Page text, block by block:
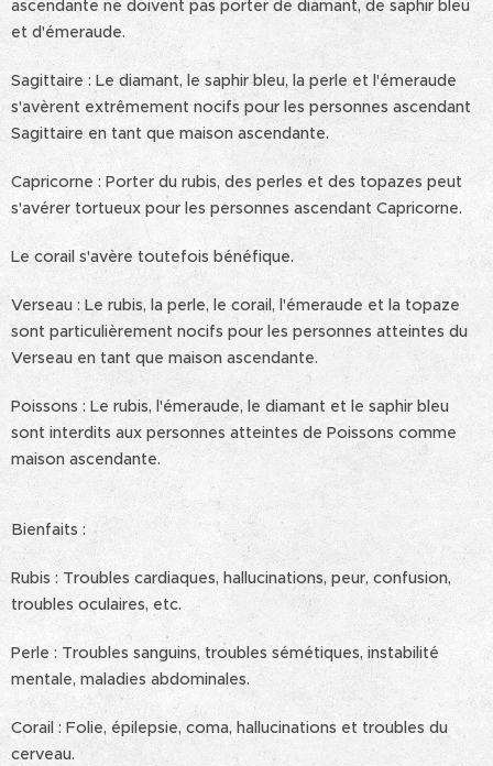
ascendante ne doivent pas porter de diamant, de saphir bleu
et d'émeraude.
Sagittaire : Le diamant, le saphir bleu, la perle et l'émeraude
s'avèrent extrêmement nocifs pour les personnes ascendant
Sagittaire en tant que maison ascendante.
Capricorne : Porter du rubis, des perles et des topazes peut
s'avérer tortueux pour les personnes ascendant Capricorne.
Le corail s'avère toutefois bénéfique.
Verseau : Le rubis, la perle, le corail, l'émeraude et la topaze
sont particulièrement nocifs pour les personnes atteintes du
Verseau en tant que maison ascendante.
Poissons : Le rubis, l'émeraude, le diamant et le saphir bleu
sont interdits aux personnes atteintes de Poissons comme
maison ascendante.
Bienfaits :
Rubis : Troubles cardiaques, hallucinations, peur, confusion,
troubles oculaires, etc.
Perle : Troubles sanguins, troubles sémétiques, instabilité
mentale, maladies abdominales.
Corail : Folie, épilepsie, coma, hallucinations et troubles du
cerveau.